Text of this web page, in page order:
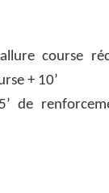
course
+ 10’
de